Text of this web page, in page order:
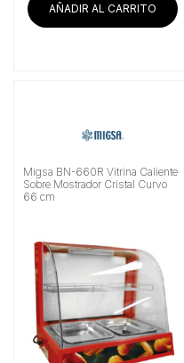
AÑADIR AL CARRITO
Migsa BN-660R Vitrina Caliente
Sobre Mostrador Cristal Curvo
66 cm